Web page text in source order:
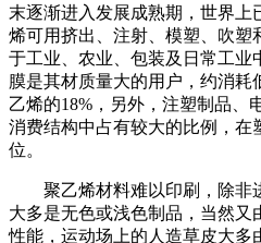
末逐渐进入发展成熟期，世界上
烯可用挤出、注射、模塑、吹塑
于工业、农业、包装及日常工业
膜是其材质量大的用户，约消耗
乙烯的18% ，另外，注塑制品、
消费结构中占有较大的比例，在
位。
聚乙烯材料难以印刷，除非
大多是无色或浅色制品，当然
性能，运动场上的人造草皮大多